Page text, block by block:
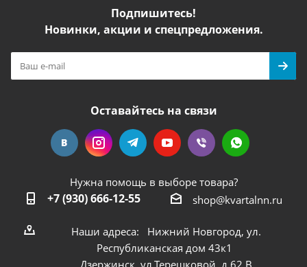
Подпишитесь!
Новинки, акции и спецпредложения.
Оставайтесь на связи
Нужна помощь в выборе товара?
+7 (930) 666-12-55 shop@kvartalnn.ru
Наши адреса: Нижний Новгород, ул.
Республиканская дом 43к1
Дзержинск, ул.Терешковой, д.62 В